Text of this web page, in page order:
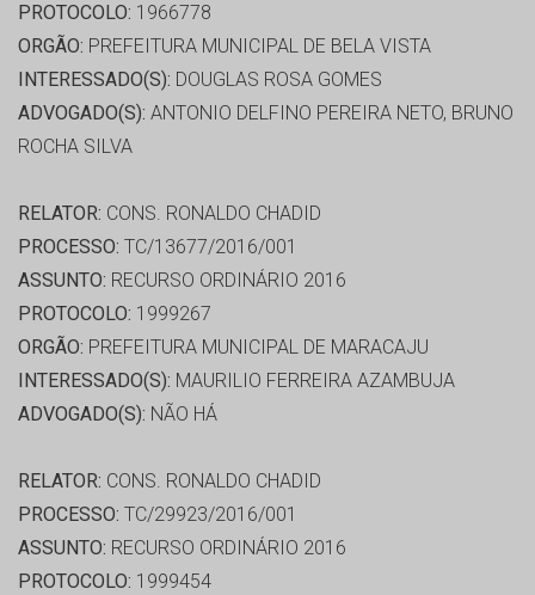
PROTOCOLO: 1966778
ORGÃO: PREFEITURA MUNICIPAL DE BELA VISTA
INTERESSADO(S): DOUGLAS ROSA GOMES
ADVOGADO(S): ANTONIO DELFINO PEREIRA NETO, BRUNO
ROCHA SILVA
RELATOR: CONS. RONALDO CHADID
PROCESSO: TC/13677/2016/001
ASSUNTO: RECURSO ORDINÁRIO 2016
PROTOCOLO: 1999267
ORGÃO: PREFEITURA MUNICIPAL DE MARACAJU
INTERESSADO(S): MAURILIO FERREIRA AZAMBUJA
ADVOGADO(S): NÃO HÁ
RELATOR: CONS. RONALDO CHADID
PROCESSO: TC/29923/2016/001
ASSUNTO: RECURSO ORDINÁRIO 2016
PROTOCOLO: 1999454